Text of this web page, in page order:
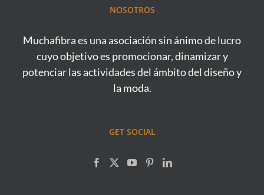
NOSOTROS
Muchafibra es una asociación sin ánimo de lucro
cuyo objetivo es promocionar, dinamizar y
potenciar las actividades del ámbito del diseño y
la moda.
GET SOCIAL